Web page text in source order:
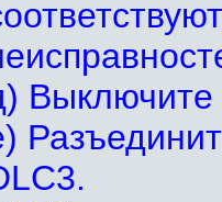
Выключите